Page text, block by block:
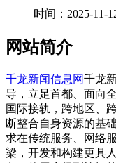
时间：2025-11-
网站简介
千龙新闻信息网千龙
导，立足首都、面向
国际接轨，跨地区、
断整合自身资源的基
求在传统服务、网络
梁，开发和构建更具